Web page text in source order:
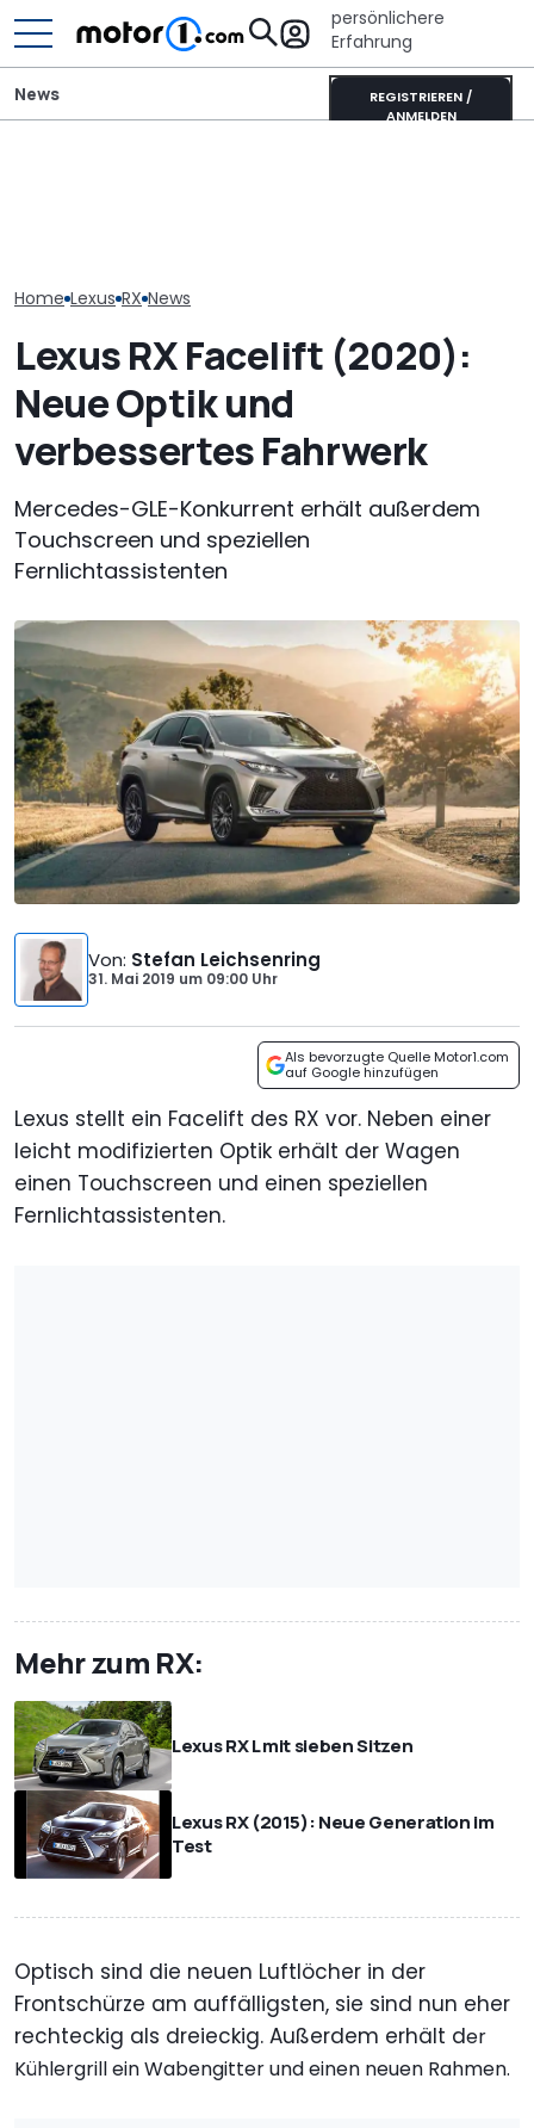
persönlichere
Erfahrung
REGISTRIEREN /
ANMELDEN
News
Home Lexus RX News
Lexus RX Facelift (2020):
Neue Optik und
verbessertes Fahrwerk
Mercedes-GLE-Konkurrent erhält außerdem
Touchscreen und speziellen
Fernlichtassistenten
Von: Stefan Leichsenring
31. Mai 2019 um 09:00 Uhr
Als bevorzugte Quelle Motor1.com
auf Google hinzufügen
Lexus stellt ein Facelift des RX vor. Neben einer
leicht modifizierten Optik erhält der Wagen
einen Touchscreen und einen speziellen
Fernlichtassistenten.
Mehr zum RX:
Lexus RX L mit sieben Sitzen
Lexus RX (2015): Neue Generation im
Test
Optisch sind die neuen Luftlöcher in der
Frontschürze am auffälligsten, sie sind nun eher
rechteckig als dreieckig. Außerdem erhält der
Kühlergrill ein Wabengitter und einen neuen Rahmen.